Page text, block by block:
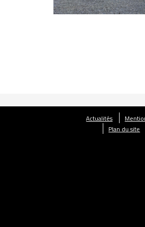
Actualités
Plan du site